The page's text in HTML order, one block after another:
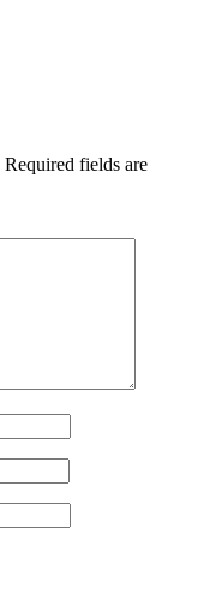
Required fields are